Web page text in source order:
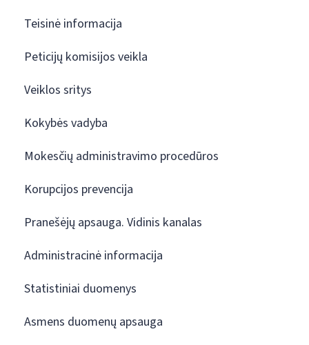
Teisinė informacija
Peticijų komisijos veikla
Veiklos sritys
Kokybės vadyba
Mokesčių administravimo procedūros
Korupcijos prevencija
Pranešėjų apsauga. Vidinis kanalas
Administracinė informacija
Statistiniai duomenys
Asmens duomenų apsauga